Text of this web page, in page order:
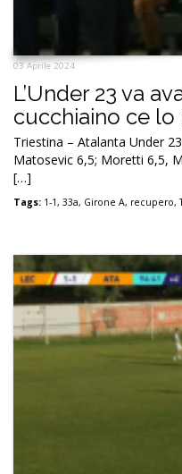
03 Aprile 2024
L’Under 23 va
cucchiaino ce
Triestina – Atalanta Under
Matosevic 6,5; Moretti 6,5,
[…]
Tags: 1-1, 33a, Girone A, recupero,